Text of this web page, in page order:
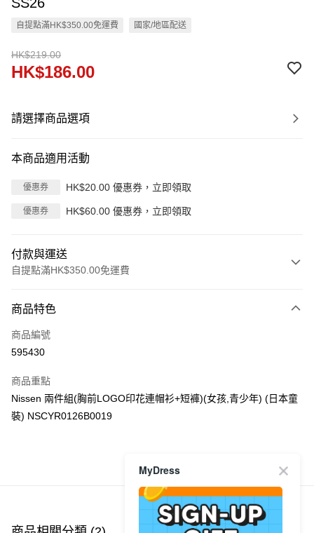
自提點滿HK$350.00免運費 國家/地區配送
HK$219.00
HK$186.00
請選擇商品選項
本商品適用活動
優惠券 HK$20.00 優惠券，立即領取
優惠券 HK$60.00 優惠券，立即領取
付款與運送
自提點滿HK$350.00免運費
信用卡
Apple Pay
PayMe
WeChat Pay
每筆HK$40.00，滿HK$350.00或以上免運費
付款後順豐站及營業點
商品特色
商品編號
595430
商品重點
Nissen 兩件組(胸前LOGO印花連帽衫+短褲)(女孩,青少年) (日本童
裝) NSCYR0126B0019
商品推薦
MyDress